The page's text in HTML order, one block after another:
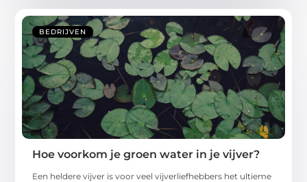
BEDRIJVEN
Hoe voorkom je groen water in je vijver?
Een heldere vijver is voor veel vijverliefhebbers het ultieme